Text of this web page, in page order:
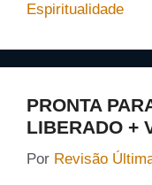
Espiritualidade
PRONTA
LIBERADO +
Por Revisão